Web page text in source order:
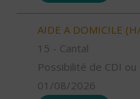
AIDE A DOMICILE
15 - Cantal
Possibilité de CDI ou
01/08/2026